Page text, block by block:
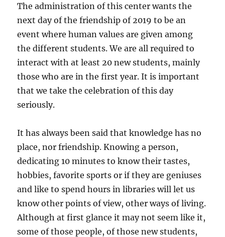
The administration of this center wants the
next day of the friendship of 2019 to be an
event where human values ​​are given among
the different students. We are all required to
interact with at least 20 new students, mainly
those who are in the first year. It is important
that we take the celebration of this day
seriously.
It has always been said that knowledge has no
place, nor friendship. Knowing a person,
dedicating 10 minutes to know their tastes,
hobbies, favorite sports or if they are geniuses
and like to spend hours in libraries will let us
know other points of view, other ways of living.
Although at first glance it may not seem like it,
some of those people, of those new students,